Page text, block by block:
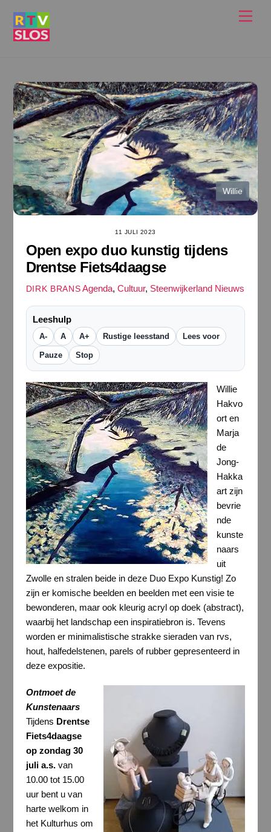
Willie
11 JULI 2023
Open expo duo kunstig tijdens
Drentse Fiets4daagse
DIRK BRANS Agenda,Cultuur, Steenwijkerland Nieuws
Leeshulp
A- A A+ Rustige leesstand Lees voor
Pauze Stop
Willie
Hakvo
ort en
Marja
de
Jong-
Hakka
art zijn
bevrie
nde
kunste
naars
uit
Zwolle en stralen beide in deze Duo Expo Kunstig! Zo
zijn er komische beelden en beelden met een visie te
bewonderen, maar ook kleurig acryl op doek (abstract),
waarbij het landschap een inspiratiebron is. Tevens
worden er minimalistische strakke sieraden van rvs,
hout, halfedelstenen, parels of rubber gepresenteerd in
deze expositie.
Ontmoet de
Kunstenaars
Tijdens Drentse
Fiets4daagse
op zondag 30
juli a.s.van
10.00 tot 15.00
uur bent u van
harte welkom in
het Kulturhus om